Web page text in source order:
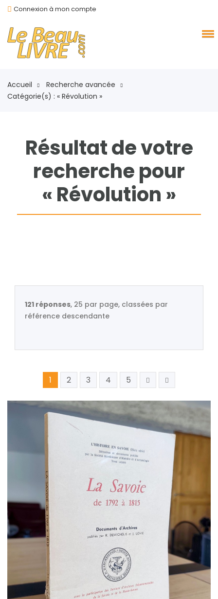
Connexion à mon compte
Accueil
Recherche avancée
Catégorie(s) : « Révolution »
Résultat de votre
recherche pour
« Révolution »
121 réponses, 25 par page, classées par
référence descendante
1 2 3 4 5